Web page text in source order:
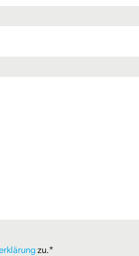
zu.*